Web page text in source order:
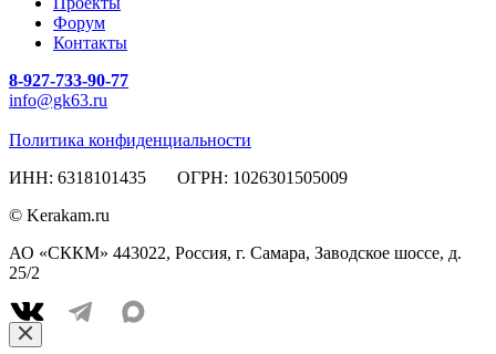
Форум
Контакты
8-927-733-90-77
info@gk63.ru
Политика конфиденциальности
ИНН: 6318101435 ОГРН: 1026301505009
© Kerakam.ru
АО «СККМ» 443022, Россия, г. Самара, Заводское шоссе, д.
25/2